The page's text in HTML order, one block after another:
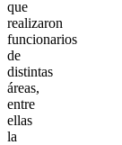
que
realizaron
funcionarios
de
distintas
áreas,
entre
ellas
la